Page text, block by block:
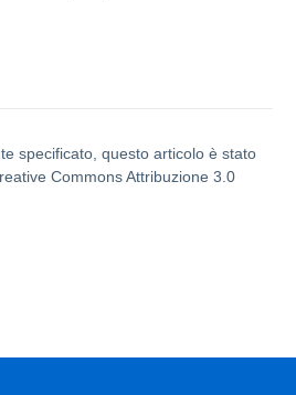
specificato, questo articolo è stato
Commons Attribuzione 3.0